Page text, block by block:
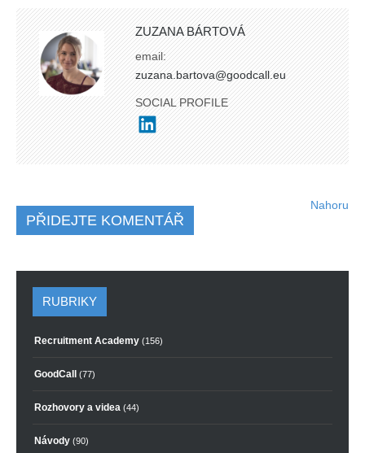
ZUZANA BÁRTOVÁ
email:
zuzana.bartova@goodcall.eu
SOCIAL PROFILE
PŘIDEJTE KOMENTÁŘ
Nahoru
RUBRIKY
Recruitment Academy (156)
GoodCall (77)
Rozhovory a videa (44)
Návody (90)